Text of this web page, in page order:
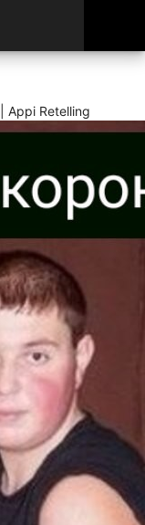
Appi Retelling